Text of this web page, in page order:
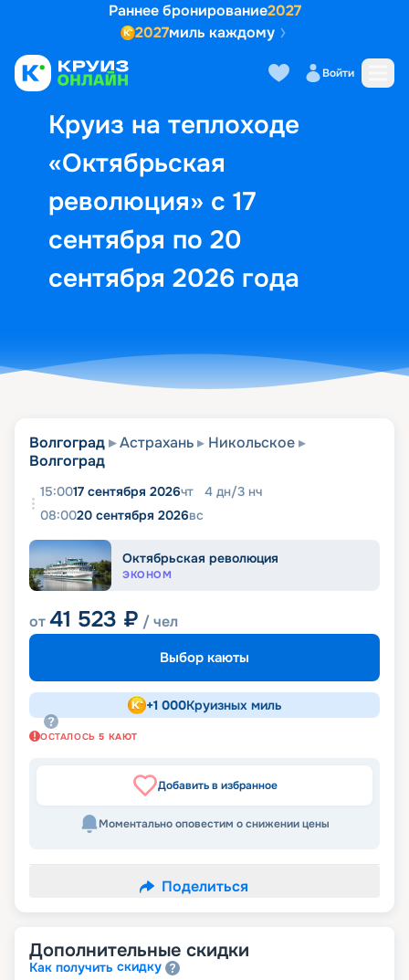
Раннее бронирование2027
2027миль каждому
Войти
Круиз на теплоходе
«Октябрьская
революция» с 17
сентября по 20
сентября 2026 года
Выбор кают Маршрут и
Волгоград Астрахань
Никольское
Волгоград
15:0017 сентября 2026чт 4 дн/3 нч
08:0020 сентября 2026вс
Октябрьская революция
ЭКОНОМ
от41 523 ₽ / чел
Выбор каюты
+1 000Круизных миль
ОСТАЛОСЬ 5 КАЮТ
Добавить в избранное
Моментально оповестим о снижении цены
Поделиться
Дополнительные скидки
Как получить скидку